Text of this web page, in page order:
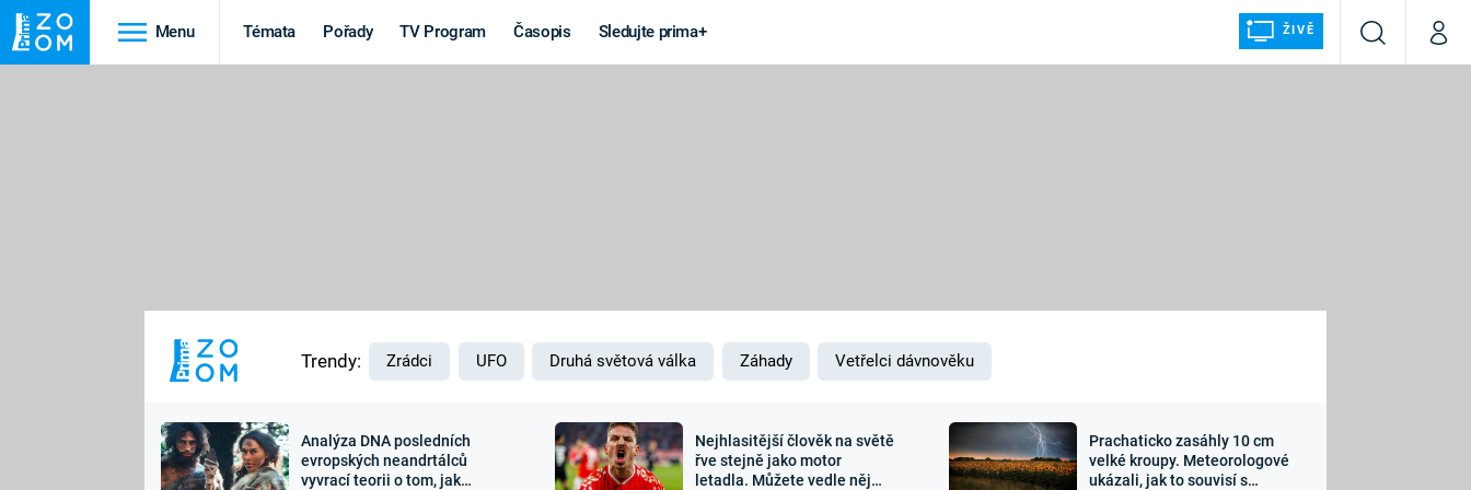
Menu Témata Pořady TV Program Časopis Sledujte prima+ ŽIVĚ
VyhledáváníMůj
MARS
Výročí
Záhady a
Zajímavosti Sledujte nás
Trendy: Zrádci UFO Druhá světová válka Záhady Vetřelci dávnověku
Analýza DNA posledních
evropských neandrtálců
vyvrací teorii o tom, jak
Nejhlasitější člověk na světě
řve stejně jako motor
letadla. Můžete vedle něj
Prachaticko zasáhly 10 cm
velké kroupy. Meteorologové
ukázali, jak to souvisí s